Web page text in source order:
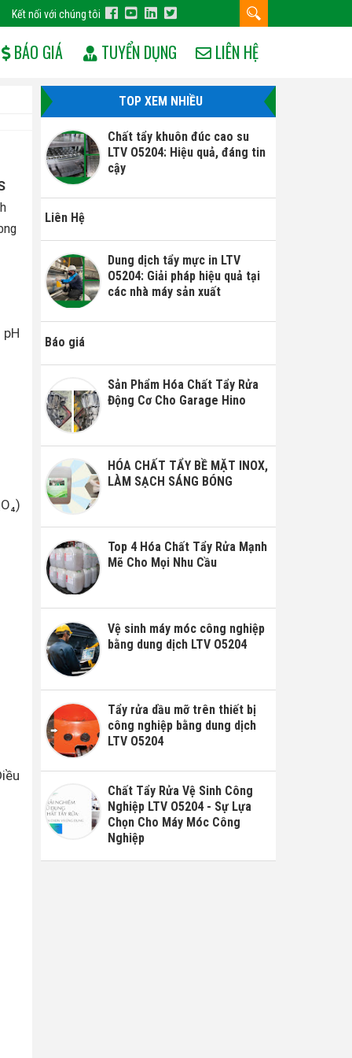
Kết nối với chúng tôi
LIÊN HỆ
TUYỂN DỤNG
BÁO GIÁ
TOP XEM NHIỀU
Chất tẩy khuôn đúc cao su
LTV O5204: Hiệu quả, đáng tin
cậy
Liên Hệ
Dung dịch tẩy mực in LTV
O5204: Giải pháp hiệu quả tại
các nhà máy sản xuất
Báo giá
Sản Phẩm Hóa Chất Tẩy Rửa
Động Cơ Cho Garage Hino
HÓA CHẤT TẨY BỀ MẶT INOX,
LÀM SẠCH SÁNG BÓNG
Top 4 Hóa Chất Tẩy Rửa Mạnh
Mẽ Cho Mọi Nhu Cầu
Vệ sinh máy móc công nghiệp
bằng dung dịch LTV O5204
Tẩy rửa dầu mỡ trên thiết bị
công nghiệp bằng dung dịch
LTV O5204
Chất Tẩy Rửa Vệ Sinh Công
Nghiệp LTV O5204 - Sự Lựa
Chọn Cho Máy Móc Công
Nghiệp